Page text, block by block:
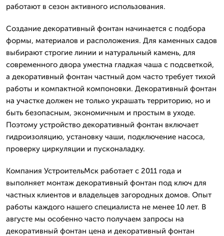
работают в сезон активного использования.
Создание декоративный фонтан начинается с подбора
формы, материалов и расположения. Для каменных садов
выбирают строгие линии и натуральный камень, для
современного двора уместна гладкая чаша с подсветкой,
а декоративный фонтан частный дом часто требует тихой
работы и компактной компоновки. Декоративный фонтан
на участке должен не только украшать территорию, но и
быть безопасным, экономичным и простым в уходе.
Поэтому устройство декоративный фонтан включает
гидроизоляцию, установку чаши, подключение насоса,
проверку циркуляции и пусконаладку.
Компания УстроительМск работает с 2011 года и
выполняет монтаж декоративный фонтан под ключ для
частных клиентов и владельцев загородных домов. Опыт
работы каждого нашего специалиста не менее 10 лет. В
августе мы особенно часто получаем запросы на
декоративный фонтан цена и декоративный фонтан